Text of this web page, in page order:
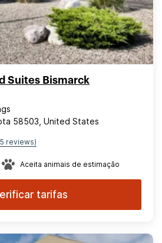
Suites Bismarck
58503, United States
reviews)
Aceita animais de estimação
tarifas